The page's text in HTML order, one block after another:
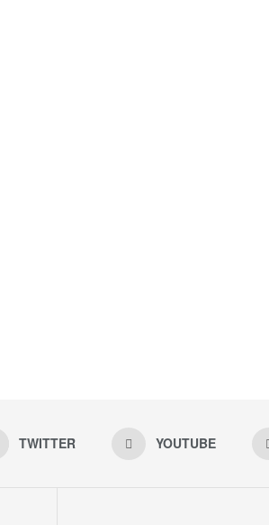
TWITTER YOUTUBE